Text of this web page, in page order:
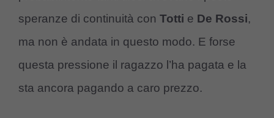
speranze di continuità con Totti e De Rossi,
ma non è andata in questo modo. E forse
questa pressione il ragazzo l’ha pagata e la
sta ancora pagando a caro prezzo.